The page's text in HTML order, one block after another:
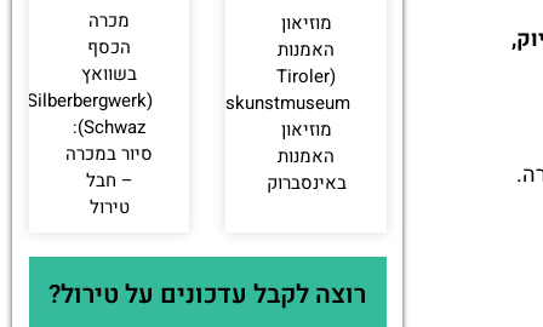
מוזיאון
האמנות
(Tiroler
מוזיאון
האמנות
באינסברוק
מכרה
הכסף
בשוואץ
(Silberbergwerk
Schwaz):
סיור במכרה
– חבל
טירול
רוצה לקבל עדכונים על טירול?